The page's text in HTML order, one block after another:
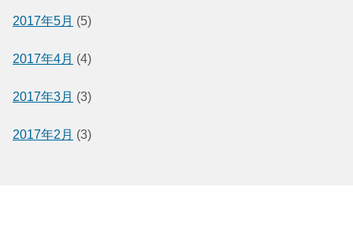
2017年5月 (5)
2017年4月 (4)
2017年3月 (3)
2017年2月 (3)